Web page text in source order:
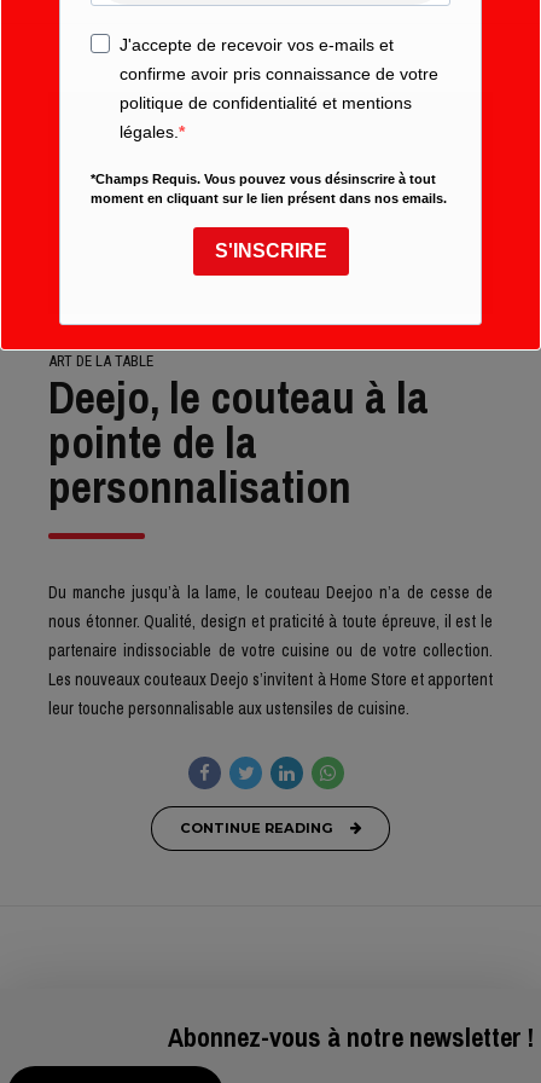
ART DE LA TABLE
Deejo, le couteau à la
pointe de la
personnalisation
Du manche jusqu’à la lame, le couteau Deejoo n’a de cesse de
nous étonner. Qualité, design et praticité à toute épreuve, il est le
partenaire indissociable de votre cuisine ou de votre collection.
Les nouveaux couteaux Deejo s’invitent à Home Store et apportent
leur touche personnalisable aux ustensiles de cuisine.
CONTINUE READING
Abonnez-vous à notre newsletter !
J'accepte de recevoir vos e-mails et
confirme avoir pris connaissance de votre
politique de confidentialité et mentions
légales.
*Champs Requis. Vous pouvez vous désinscrire à tout
moment en cliquant sur le lien présent dans nos emails.
S'INSCRIRE